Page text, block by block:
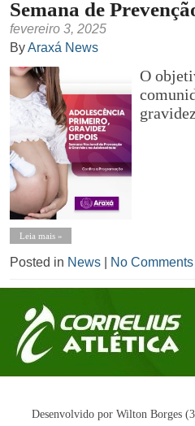
Semana de
fevereiro 3, 2025
ByAraxá News
O
Leia mais »
Posted in News No
Desenvolvido por Wilton Borges